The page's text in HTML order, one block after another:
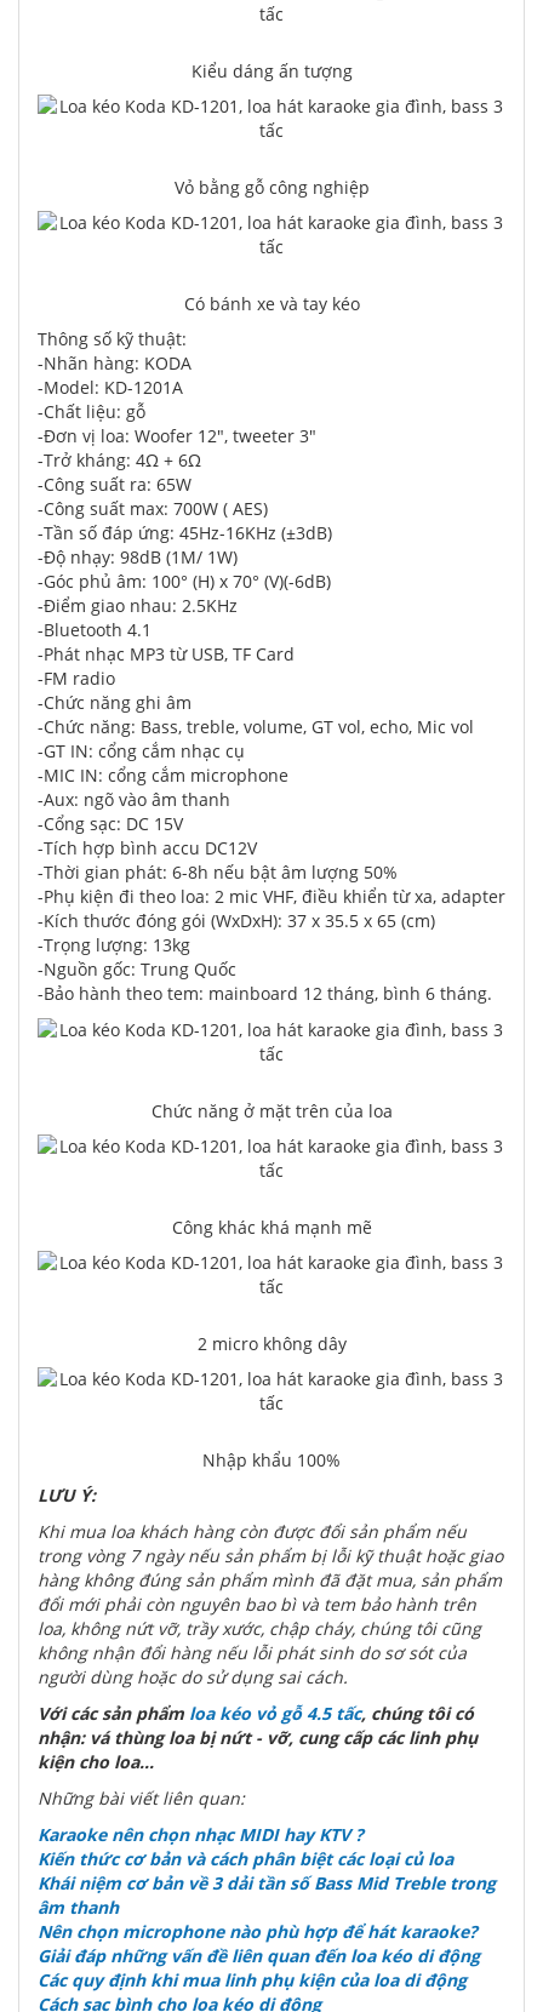
Kiểu dáng ấn tượng
Vỏ bằng gỗ công nghiệp
Có bánh xe và tay kéo
Thông số kỹ thuật:
-Nhãn hàng: KODA
-Model: KD-1201A
-Chất liệu: gỗ
-Đơn vị loa: Woofer 12", tweeter 3"
-Trở kháng: 4Ω + 6Ω
-Công suất ra: 65W
-Công suất max: 700W ( AES)
-Tần số đáp ứng: 45Hz-16KHz (±3dB)
-Độ nhạy: 98dB (1M/ 1W)
-Góc phủ âm: 100° (H) x 70° (V)(-6dB)
-Điểm giao nhau: 2.5KHz
-Bluetooth 4.1
-Phát nhạc MP3 từ USB, TF Card
-FM radio
-Chức năng ghi âm
-Chức năng: Bass, treble, volume, GT vol, echo, Mic vol
-GT IN: cổng cắm nhạc cụ
-MIC IN: cổng cắm microphone
-Aux: ngõ vào âm thanh
-Cổng sạc: DC 15V
-Tích hợp bình accu DC12V
-Thời gian phát: 6-8h nếu bật âm lượng 50%
-Phụ kiện đi theo loa: 2 mic VHF, điều khiển từ xa, adapter
-Kích thước đóng gói (WxDxH): 37 x 35.5 x 65 (cm)
-Trọng lượng: 13kg
-Nguồn gốc: Trung Quốc
-Bảo hành theo tem: mainboard 12 tháng, bình 6 tháng.
Chức năng ở mặt trên của loa
Công khác khá mạnh mẽ
2 micro không dây
Nhập khẩu 100%
LƯU Ý:
Khi mua loa khách hàng còn được đổi sản phẩm nếu
trong vòng 7 ngày nếu sản phẩm bị lỗi kỹ thuật hoặc giao
hàng không đúng sản phẩm mình đã đặt mua, sản phẩm
đổi mới phải còn nguyên bao bì và tem bảo hành trên
loa, không nứt vỡ, trầy xước, chập cháy, chúng tôi cũng
không nhận đổi hàng nếu lỗi phát sinh do sơ sót của
người dùng hoặc do sử dụng sai cách.
Với các sản phẩm loa kéo vỏ gỗ 4.5 tấc, chúng tôi có
nhận: vá thùng loa bị nứt - vỡ, cung cấp các linh phụ
kiện cho loa...
Những bài viết liên quan:
Karaoke nên chọn nhạc MIDI hay KTV ?
Kiến thức cơ bản và cách phân biệt các loại củ loa
Khái niệm cơ bản về 3 dải tần số Bass Mid Treble trong
âm thanh
Nên chọn microphone nào phù hợp để hát karaoke?
Giải đáp những vấn đề liên quan đến loa kéo di động
Các quy định khi mua linh phụ kiện của loa di động
Cách sạc bình cho loa kéo di động